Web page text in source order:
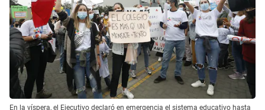
En la víspera, el Ejecutivo declaró en emergencia el sistema educativo hasta